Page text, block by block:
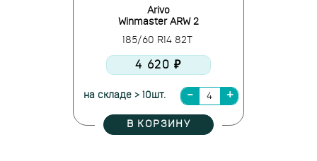
Arivo
Winmaster ARW 2
185/60 R14 82T
4 620 ₽
на складе > 10шт.
В КОРЗИНУ